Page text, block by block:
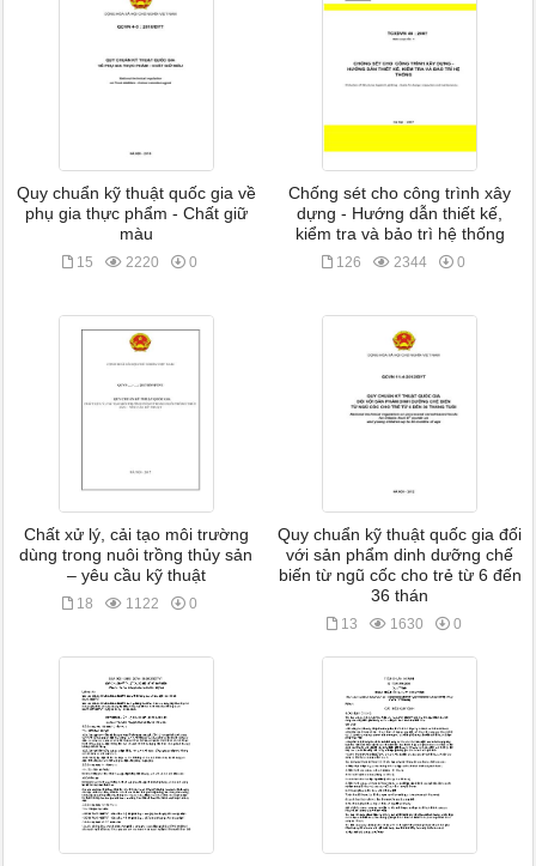
Quy chuẩn kỹ thuật quốc gia về
phụ gia thực phẩm - Chất giữ
màu
15 2220 0
Chống sét cho công trình xây
dựng - Hướng dẫn thiết kế,
kiểm tra và bảo trì hệ thống
126 2344 0
Chất xử lý, cải tạo môi trường
dùng trong nuôi trồng thủy sản
– yêu cầu kỹ thuật
18 1122 0
Quy chuẩn kỹ thuật quốc gia đối
với sản phẩm dinh dưỡng chế
biến từ ngũ cốc cho trẻ từ 6 đến
36 thán
13 1630 0